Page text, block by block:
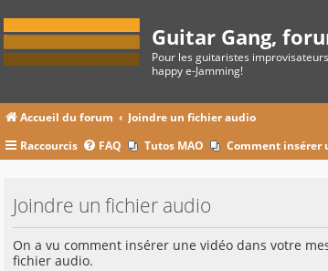
Guitar Gang,
Pour les guitaristes
happy e-Jamming!
Accueil du forum
Joindre un fichier audio
Raccourcis
FAQ Tutos MAO Comment insérer
Joindre un fichier audio
On a vu comment insérer une vidéo dans votre
fichier audio.